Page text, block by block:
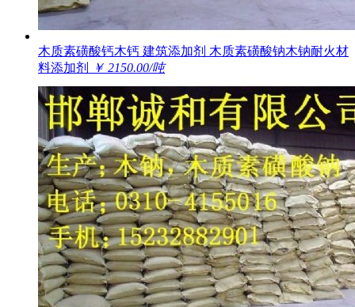
木质素磺酸钙木钙 建筑添加剂 木质素磺酸钠木钠耐火材
料添加剂
￥ 2150.00/吨